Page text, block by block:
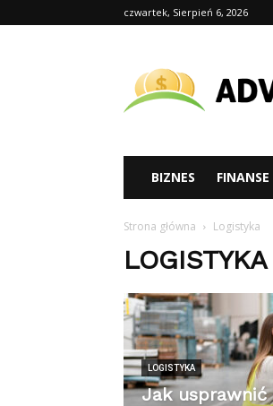
czwartek, Sierpień 6, 2026
BIZNES FINANSE
Strona główna Logistyka
LOGISTYKA
LOGISTYKA
Jak usprawnić